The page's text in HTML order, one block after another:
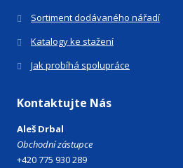
Sortiment dodávaného nářadí
Katalogy ke stažení
Jak probíhá spolupráce
Kontaktujte Nás
Aleš Drbal
Obchodní zástupce
+420 775 930 289